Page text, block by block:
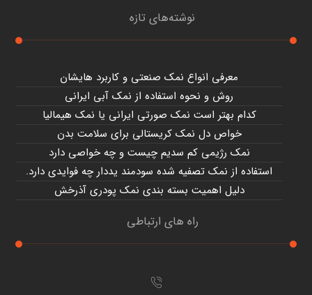
نوشته‌های تازه
معرفی انواع نمک صنعتی و کاربرد هایشان
روش و نحوه استفاده از نمک آبی ایرانی
کدام بهتر است نمک صورتی ایرانی یا نمک هیمالیا
خواص دل نمک کریستالی برای سلامت بدن
نمک رژیمی کم سدیم چیست و چه خواصی دارد
استفاده از نمک تصفیه شده سودمند یددار چه فوایدی دارد.
دلیل اهمیت بسته بندی نمک پودری آذرخش
راه های ارتباطی